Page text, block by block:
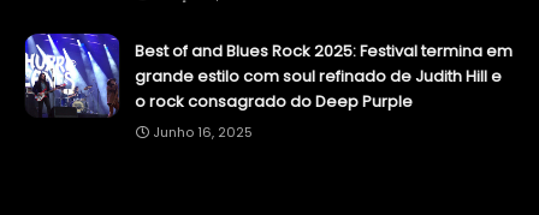
Best of and Blues Rock 2025: Festival termina em
grande estilo com soul refinado de Judith Hill e
o rock consagrado do Deep Purple
Junho 16, 2025